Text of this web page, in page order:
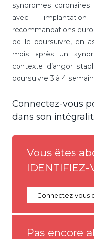
syndromes coronaires
avec
recommandations
de le poursuivre, en
mois après un
contexte d’angor
poursuivre 3 à 4
Connectez-vous
dans son
Vous êtes
IDENTIFIEZ-
Connectez-vous
Pas encore